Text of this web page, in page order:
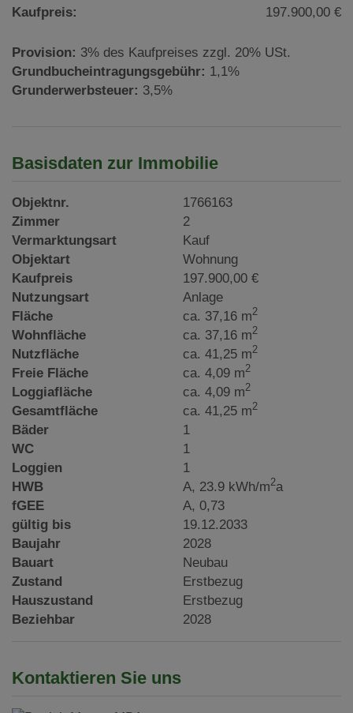
Kaufpreis: 197.900,00 €
Provision: 3% des Kaufpreises zzgl. 20% USt.
Grundbucheintragungsgebühr: 1,1%
Grunderwerbsteuer: 3,5%
Basisdaten zur Immobilie
Objektnr.
1766163
Zimmer
2
Vermarktungsart
Kauf
Objektart
Wohnung
Kaufpreis
197.900,00 €
Nutzungsart
Anlage
Fläche
ca. 37,16 m2
Wohnfläche ca. 37,16 m2
Nutzfläche ca. 41,25 m2
Freie Fläche ca. 4,09 m2
Loggiafläche ca. 4,09 m2
Gesamtfläche ca. 41,25 m2
Bäder
1
WC
1
Loggien
1
HWB
A, 23.9 kWh/m2a
fGEE
A, 0,73
gültig bis
19.12.2033
Baujahr
2028
Bauart
Neubau
Zustand
Erstbezug
Hauszustand
Erstbezug
Beziehbar
2028
Kontaktieren Sie uns